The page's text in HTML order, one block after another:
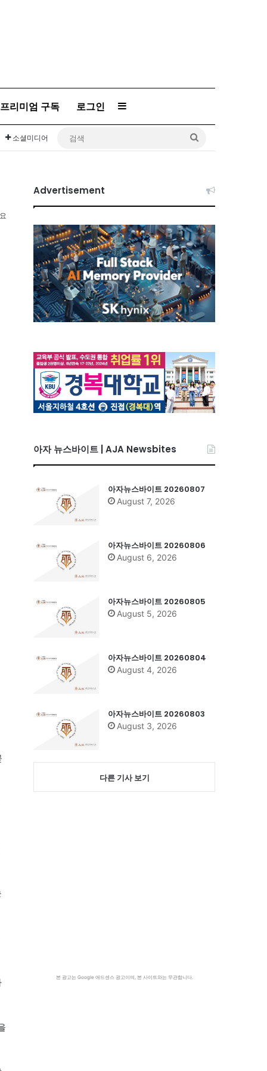
프리미엄 구독 로그인 Sidebar
소셜미디어
Advertisement
아자 뉴스바이트 | AJA Newsbites
아자뉴스바이트 20260807
August 7, 2026
아자뉴스바이트 20260806
August 6, 2026
아자뉴스바이트 20260805
August 5, 2026
아자뉴스바이트 20260804
August 4, 2026
아자뉴스바이트 20260803
August 3, 2026
다른 기사 보기
본 광고는 Google 애드센스 광고이며, 본 사이트와는 무관합니다.